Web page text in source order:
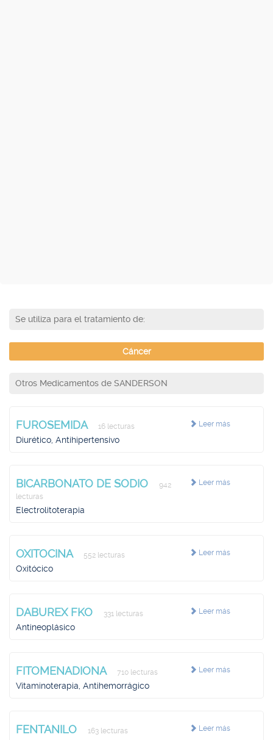
Se utiliza para el tratamiento de:
Cáncer
Otros Medicamentos de SANDERSON
Leer más
FUROSEMIDA 16 lecturas
Diurético, Antihipertensivo
Leer más
BICARBONATO DE SODIO
942
lecturas
Electrolitoterapia
Leer más
OXITOCINA 552 lecturas
Oxitócico
Leer más
DABUREX FKO 331 lecturas
Antineoplásico
Leer más
FITOMENADIONA 710 lecturas
Vitaminoterapia, Antihemorrágico
Leer más
FENTANILO 163 lecturas